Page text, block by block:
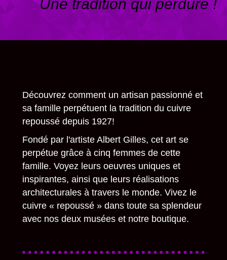
Une tradition qui perdure !
Découvrez comment un artisan passionné et
sa famille perpétuent la tradition du cuivre
repoussé depuis 1927!
Fondé par l'artiste Albert Gilles, cet art se
perpétue grâce à cinq femmes de cette
famille. Voyez leurs oeuvres uniques et
inspirantes, ainsi que leurs réalisations
architecturales à travers le monde. Vivez le
cuivre « repoussé » dans toute sa splendeur
avec nos deux musées et notre boutique.